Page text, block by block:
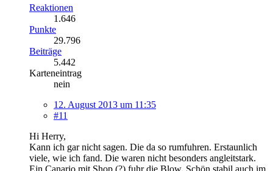
Reaktionen
1.646
Punkte
29.796
Beiträge
5.442
Karteneintrag
nein
12. August 2013 um 11:35
#11
Hi Herry,
Kann ich gar nicht sagen. Die da so rumfuhren. Erstaunlich
viele, wie ich fand. Die waren nicht besonders angleitstark.
Ein Canario mit Shop (?) fuhr die Blow. Schön stabil auch im